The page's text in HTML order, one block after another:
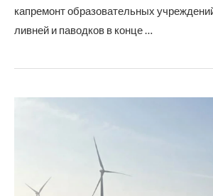
капремонт образовательных
ливней и паводков в конце …